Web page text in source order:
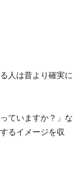
人は昔より確実に
ていますか？」な
るイメージを収